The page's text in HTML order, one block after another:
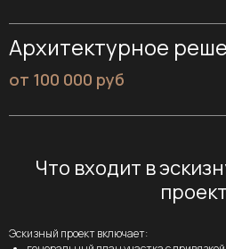
Архитектурное
от 100 000 руб
Что входит в
Эскизный проект включает:
ул. Лейтенанта Бойко, д.47
8 (499) 714 68 51
8 (977) 389 72 93
info@bravovilla.ru